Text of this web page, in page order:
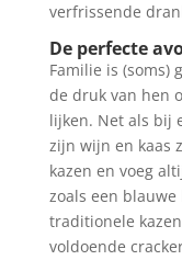
verfrissende
De perfecte
Familie is (soms)
de druk van hen
lijken. Net als bij
zijn wijn en kaas
kazen en voeg
zoals een blauwe
traditionele
voldoende